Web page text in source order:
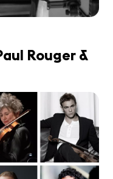
Rouger &